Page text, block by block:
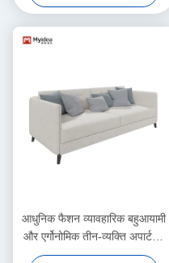
आधुनिक फैशन व्यावहारिक बहुआयामी
और एर्गोनोमिक तीन-व्यक्ति अपार्टमेंट
सोफा समर्थन अनुकूलन